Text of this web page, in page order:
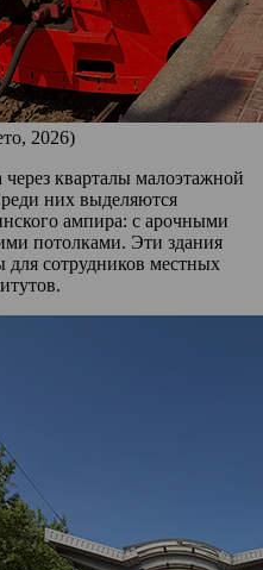
2026)
кварталы малоэтажной
них выделяются
ампира: с арочными
потолками. Эти здания
для сотрудников местных